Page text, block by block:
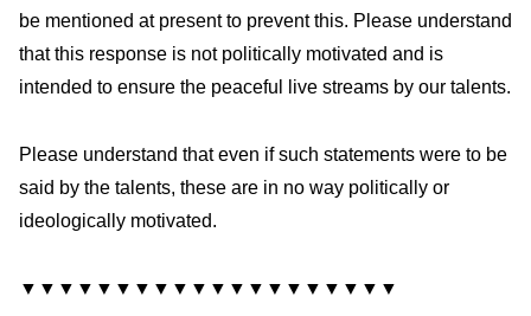
be mentioned at present to prevent this. Please understand
that this response is not politically motivated and is
intended to ensure the peaceful live streams by our talents.
Please understand that even if such statements were to be
said by the talents, these are in no way politically or
ideologically motivated.
▼▼▼▼▼▼▼▼▼▼▼▼▼▼▼▼▼▼▼▼